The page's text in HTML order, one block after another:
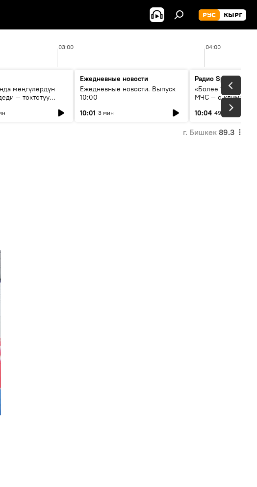
РУС КЫРГ
03:00 04:00
мөңгүлөрдүн
— токтотуу
Ежедневные новости
Ежедневные новости. Выпуск
10:00
10:01 3 мин
Радио Sputnik
«Более 1200 сёл в
МЧС — о климате,
системе
населения
10:04 49 мин
г. Бишкек 89.3